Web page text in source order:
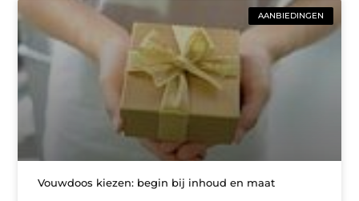
AANBIEDINGEN
Vouwdoos kiezen: begin bij inhoud en maat